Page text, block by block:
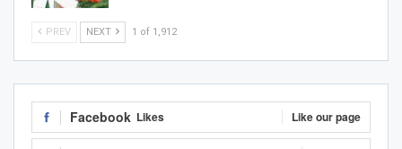
PREV NEXT 1 of 1,912
Facebook Likes Like our page